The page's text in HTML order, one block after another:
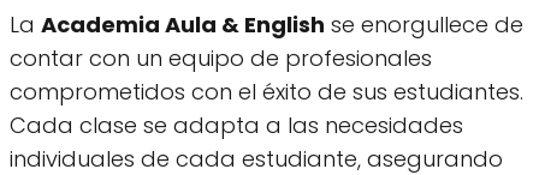
La Academia Aula & English se enorgullece de
contar con un equipo de profesionales
comprometidos con el éxito de sus estudiantes.
Cada clase se adapta a las necesidades
individuales de cada estudiante, asegurando